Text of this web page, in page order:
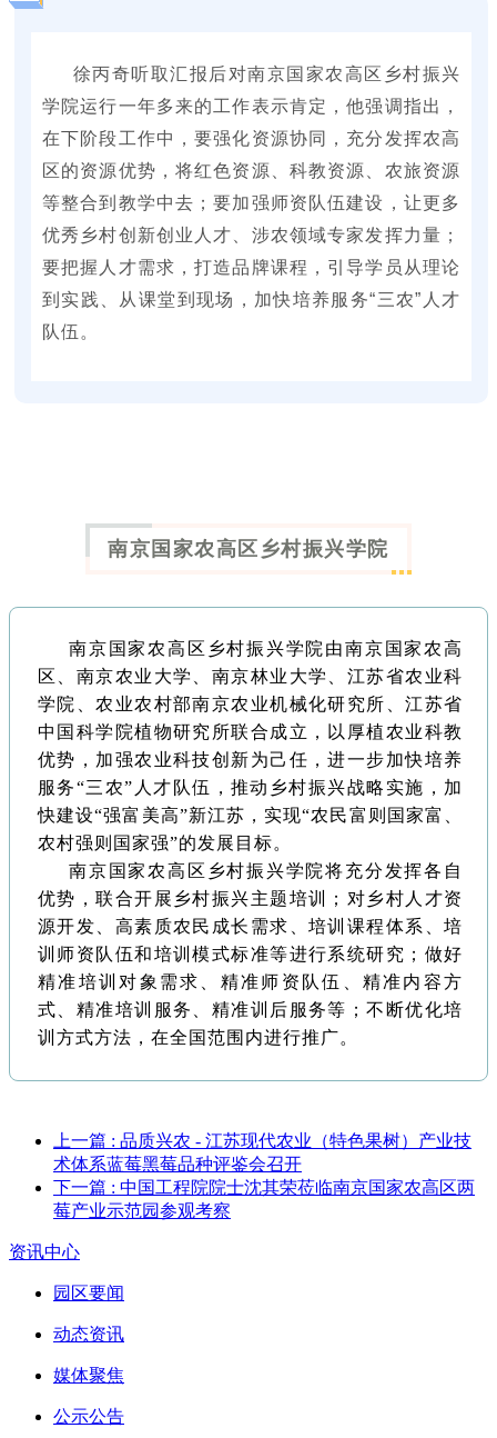
徐丙奇听取汇报后对南京国家农高区乡村振兴
学院运行一年多来的工作表示肯定，他强调指出，
在下阶段工作中，要强化资源协同，充分发挥农高
区的资源优势，将红色资源、科教资源、农旅资源
等整合到教学中去；要加强师资队伍建设，让更多
优秀乡村创新创业人才、涉农领域专家发挥力量；
要把握人才需求，打造品牌课程，引导学员从理论
到实践、从课堂到现场， 加快培养服务“三农”人才
队伍。
南京国家农高区乡村振兴学院
南京国家农高区乡村振兴学院由南京国家农高
区、南京农业大学、南京林业大学、江苏省农业科
学院、农业农村部南京农业机械化研究所、江苏省
中国科学院植物研究所联合成立，以厚植农业科教
优势，加强农业科技创新为己任，进一步加快培养
服务“三农”人才队伍，推动乡村振兴战略实施，加
快建设“强富美高”新江苏，实现“农民富则国家富、
农村强则国家强”的发展目标。
南京国家农高区乡村振兴学院将充分发挥各自
优势，联合开展乡村振兴主题培训；对乡村人才资
源开发、高素质农民成长需求、培训课程体系、培
训师资队伍和培训模式标准等进行系统研究；做好
精准培训对象需求、精准师资队伍、精准内容方
式、精准培训服务、精准训后服务等；不断优化培
训方式方法，在全国范围内进行推广。
上一篇 : 品质兴农 - 江苏现代农业（特色果树）产业技
术体系蓝莓黑莓品种评鉴会召开
下一篇 : 中国工程院院士沈其荣莅临南京国家农高区两
莓产业示范园参观考察
资讯中心
园区要闻
动态资讯
媒体聚焦
公示公告